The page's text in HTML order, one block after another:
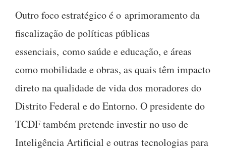
Outro foco estratégico é o aprimoramento da
fiscalização de políticas públicas
essenciais, como saúde e educação, e áreas
como mobilidade e obras, as quais têm impacto
direto na qualidade de vida dos moradores do
Distrito Federal e do Entorno. O presidente do
TCDF também pretende investir no uso de
Inteligência Artificial e outras tecnologias para